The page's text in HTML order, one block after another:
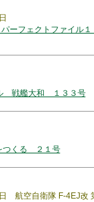
フェクトファイル１
戦艦大和 １３３号
つくる ２１号
航空自衛隊 F-4EJ改